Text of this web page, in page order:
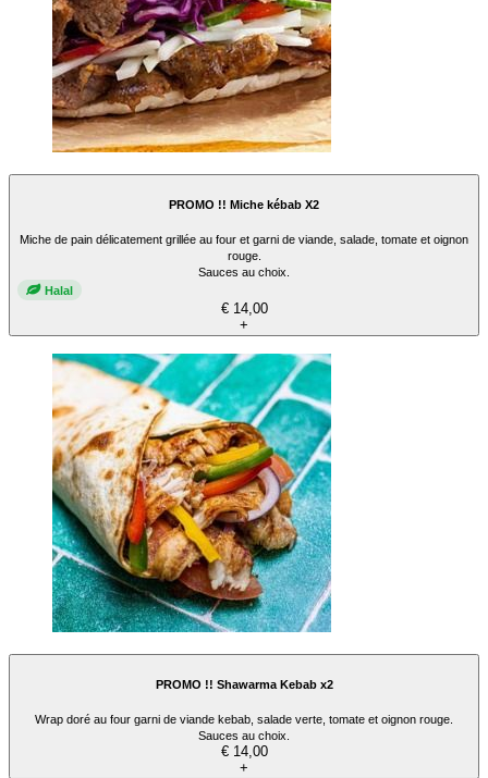
PROMO !! Miche kébab X2
Miche de pain délicatement grillée au four et garni de viande, salade, tomate et oignon
rouge.
Sauces au choix.
Halal
€ 14,00
+
PROMO !! Shawarma Kebab x2
Wrap doré au four garni de viande kebab, salade verte, tomate et oignon rouge.
Sauces au choix.
€ 14,00
+